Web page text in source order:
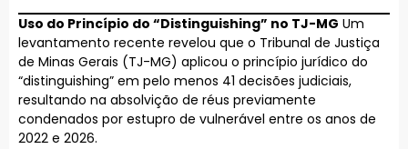
Uso do Princípio do “Distinguishing” no TJ-MG Um
levantamento recente revelou que o Tribunal de Justiça
de Minas Gerais (TJ-MG) aplicou o princípio jurídico do
“distinguishing” em pelo menos 41 decisões judiciais,
resultando na absolvição de réus previamente
condenados por estupro de vulnerável entre os anos de
2022 e 2026.